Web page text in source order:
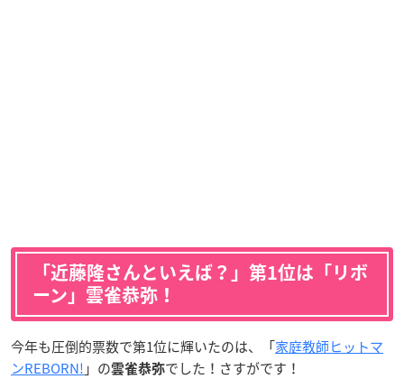
「近藤隆さんといえば？」第1位は「リボ
ーン」雲雀恭弥！
今年も圧倒的票数で第1位に輝いたのは、「家庭教師ヒットマ
ンREBORN! 」の雲雀恭弥でした！さすがです！